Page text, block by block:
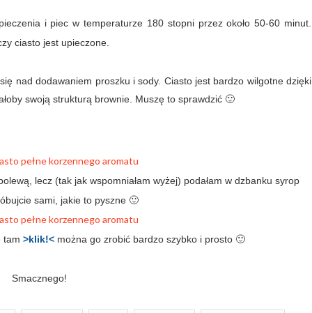
i piec w temperaturze 180 stopni przez około 50-60 minut.
ciasto jest upieczone.
nad dodawaniem proszku i sody. Ciasto jest bardzo wilgotne dzięki
swoją strukturą brownie. Muszę to sprawdzić 🙂
lecz (tak jak wspomniałam wyżej) podałam w dzbanku syrop
sami, jakie to pyszne 🙂
tam>klik!< można go zrobić bardzo szybko i prosto 🙂
Smacznego!